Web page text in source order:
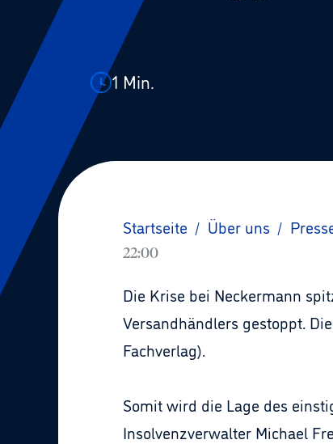
1 Min.
Startseite / Über uns /
22:00
Die Krise bei Neckermann
Versandhändlers gestoppt.
Fachverlag).
Somit wird die Lage des
Insolvenzverwalter Michael